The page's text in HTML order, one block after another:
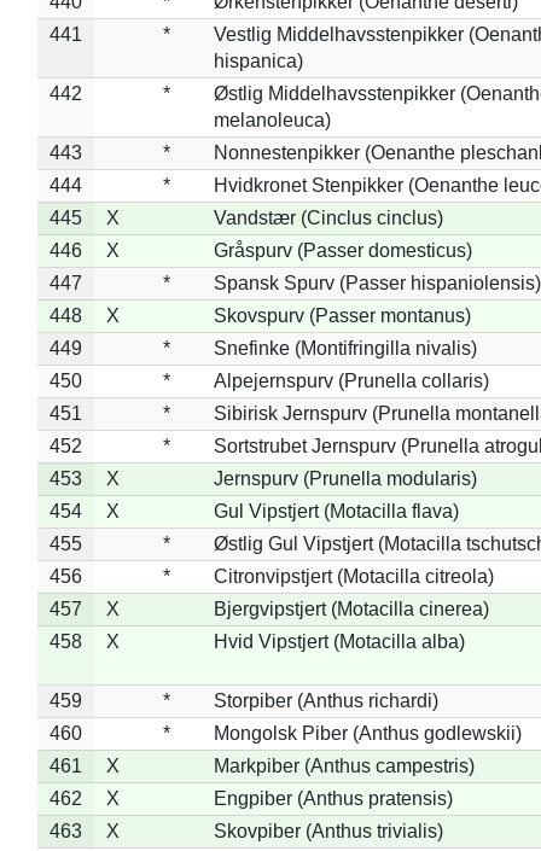
441
*
Vestlig Middelhavsstenpikker
hispanica)
442
*
Østlig Middelhavsstenpikker
melanoleuca)
443
*
Nonnestenpikker (Oenanthe
444
*
Hvidkronet Stenpikker (Oenanthe
445
X
Vandstær (Cinclus cinclus)
446
X
Gråspurv (Passer domesticus)
447
*
Spansk Spurv (Passer hispaniolensis)
448
X
Skovspurv (Passer montanus)
449
*
Snefinke (Montifringilla nivalis)
450
*
Alpejernspurv (Prunella collaris)
451
*
Sibirisk Jernspurv (Prunella
452
*
Sortstrubet Jernspurv (Prunella
453
X
Jernspurv (Prunella modularis)
454
X
Gul Vipstjert (Motacilla flava)
455
*
Østlig Gul Vipstjert (Motacilla
456
*
Citronvipstjert (Motacilla citreola)
457
X
Bjergvipstjert (Motacilla cinerea)
458
X Hvid Vipstjert (Motacilla alba)
459 *
Storpiber (Anthus richardi)
460
*
Mongolsk Piber (Anthus godlewskii)
461
X
Markpiber (Anthus campestris)
462
X
Engpiber (Anthus pratensis)
463
X
Skovpiber (Anthus trivialis)